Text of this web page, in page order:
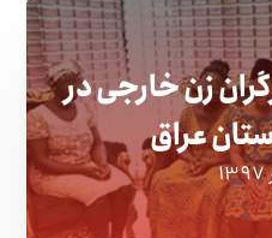
زن خارجی در
عراق